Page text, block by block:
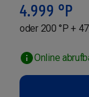
4.999 °P
oder 200 °P +
Online